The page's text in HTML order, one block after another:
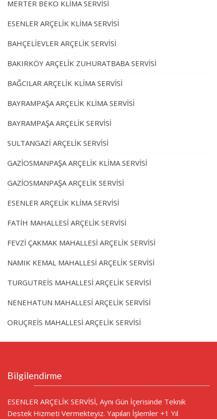
MERTER BEKO KLİMA SERVİSİ
ESENLER ARÇELİK KLİMA SERVİSİ
BAHÇELİEVLER ARÇELİK SERVİSİ
BAKIRKÖY ARÇELİK ZUHURATBABA SERVİSİ
BAĞCILAR ARÇELİK KLİMA SERVİSİ
BAYRAMPAŞA ARÇELİK KLİMA SERVİSİ
BAYRAMPAŞA ARÇELİK SERVİSİ
SULTANGAZİ ARÇELİK SERVİSİ
GAZİOSMANPAŞA ARÇELİK KLİMA SERVİSİ
GAZİOSMANPAŞA ARÇELİK SERVİSİ
ESENLER ARÇELİK KLİMA SERVİSİ
FATİH MAHALLESİ ARÇELİK SERVİSİ
FEVZİ ÇAKMAK MAHALLESİ ARÇELİK SERVİSİ
NAMIK KEMAL MAHALLESİ ARÇELİK SERVİSİ
TURGUTREİS MAHALLESİ ARÇELİK SERVİSİ
NENEHATUN MAHALLESİ ARÇELİK SERVİSİ
ORUÇREİS MAHALLESİ ARÇELİK SERVİSİ
Bilgilendirme
ESENLER ARÇELİK SERVİSİ, Aynı Gün İçerisinde Teknik
Destek Hizmeti Vermekteyiz. Yapılan İşlemler +1 Yıl